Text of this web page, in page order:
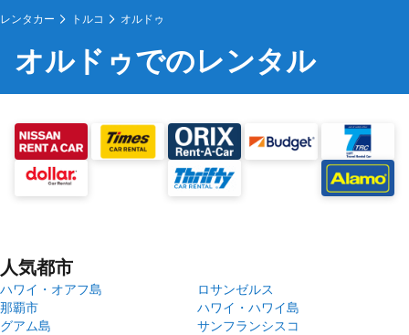
レンタカー トルコ オルドゥ
オルドゥでのレンタル
人気都市
ハワイ・オアフ島
ロサンゼルス
那覇市
ハワイ・ハワイ島
グアム島
サンフランシスコ